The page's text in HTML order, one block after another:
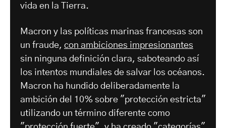
vida en la Tierra.
Macron y las políticas marinas francesas son
un fraude, con ambiciones impresionantes
sin ninguna definición clara, saboteando así
los intentos mundiales de salvar los océanos.
Macron ha hundido deliberadamente la
ambición del 10% sobre "protección estricta"
utilizando un término diferente como